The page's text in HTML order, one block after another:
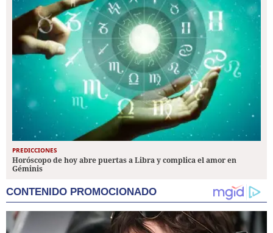
PREDICCIONES
Horóscopo de hoy abre puertas a Libra y complica el amor en
Géminis
CONTENIDO PROMOCIONADO